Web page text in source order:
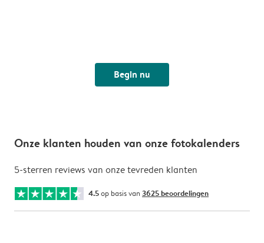
Begin nu
Onze klanten houden van onze fotokalenders
5-sterren reviews van onze tevreden klanten
4.5op basis van 3625 beoordelingen